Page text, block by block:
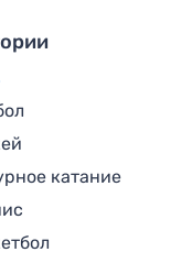
катание